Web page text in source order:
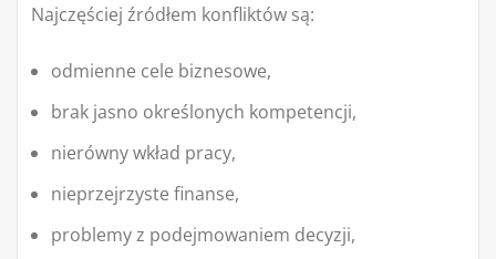
Najczęściej źródłem konfliktów są:
odmienne cele biznesowe,
brak jasno określonych kompetencji,
nierówny wkład pracy,
nieprzejrzyste finanse,
problemy z podejmowaniem decyzji,